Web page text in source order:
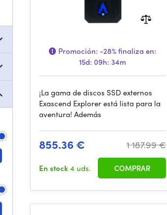
Promoción: -28%finaliza en:
15d: 09h: 34m
¡La gama de discos SSD externos
Exascend Explorer está lista para la
aventura! Además
855.36 € 1 187.99 €
En stock4 uds. COMPRAR